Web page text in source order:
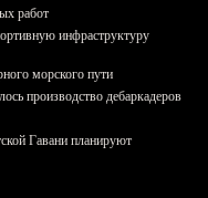
работ
инфраструктуру
морского пути
производство дебаркадеров
Гавани планируют